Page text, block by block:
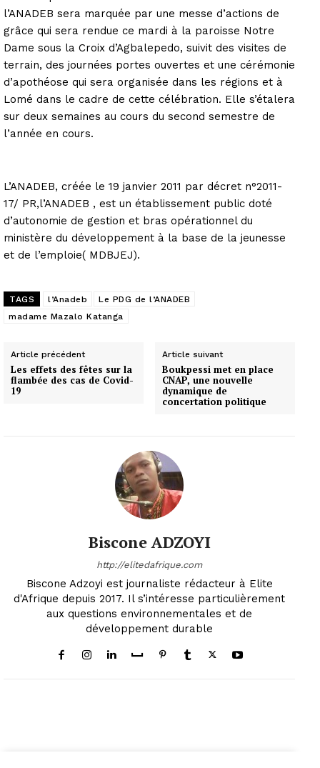
l’ANADEB sera marquée par une messe d’actions de
grâce qui sera rendue ce mardi à la paroisse Notre
Dame sous la Croix d’Agbalepedo, suivit des visites de
terrain, des journées portes ouvertes et une cérémonie
d’apothéose qui sera organisée dans les régions et à
Lomé dans le cadre de cette célébration. Elle s’étalera
sur deux semaines au cours du second semestre de
l’année en cours.
L’ANADEB, créée le 19 janvier 2011 par décret n°2011-
17/ PR,l’ANADEB , est un établissement public doté
d’autonomie de gestion et bras opérationnel du
ministère du développement à la base de la jeunesse
et de l’emploie( MDBJEJ).
TAGS l’Anadeb
Le PDG de l’ANADEB
madame Mazalo Katanga
Article précédent
Les effets des fêtes sur la
flambée des cas de Covid-
19
Article suivant
Boukpessi met en place
CNAP, une nouvelle
dynamique de
concertation politique
Biscone ADZOYI
http://elitedafrique.com
Biscone Adzoyi est journaliste rédacteur à Elite
d'Afrique depuis 2017. Il s’intéresse particulièrement
aux questions environnementales et de
développement durable